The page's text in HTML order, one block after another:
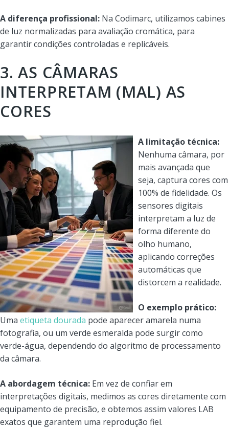
A diferença profissional: Na Codimarc, utilizamos cabines
de luz normalizadas para avaliação cromática, para
garantir condições controladas e replicáveis.
3. AS CÂMARAS
INTERPRETAM (MAL) AS
CORES
A limitação técnica:
Nenhuma câmara, por
mais avançada que
seja, captura cores com
100% de fidelidade. Os
sensores digitais
interpretam a luz de
forma diferente do
olho humano,
aplicando correções
automáticas que
distorcem a realidade.
O exemplo prático:
Uma etiqueta dourada pode aparecer amarela numa
fotografia, ou um verde esmeralda pode surgir como
verde-água, dependendo do algoritmo de processamento
da câmara.
A abordagem técnica: Em vez de confiar em
interpretações digitais, medimos as cores diretamente com
equipamento de precisão, e obtemos assim valores LAB
exatos que garantem uma reprodução fiel.